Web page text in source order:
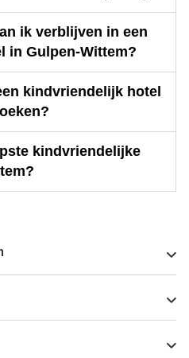
ik verblijven in een
in Gulpen-Wittem?
kindvriendelijk hotel
kindvriendelijke